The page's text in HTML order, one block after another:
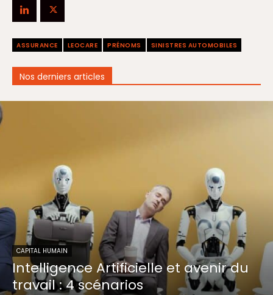
ASSURANCE LEOCARE PRÉNOMS SINISTRES AUTOMOBILES
Nos derniers articles
CAPITAL HUMAIN
Intelligence Artificielle et avenir du
travail : 4 scénarios